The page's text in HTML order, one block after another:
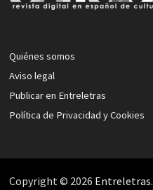
Quiénes somos
Aviso legal
Publicar en Entreletras
Política de Privacidad y Cookies
Copyright © 2026 Entreletras.